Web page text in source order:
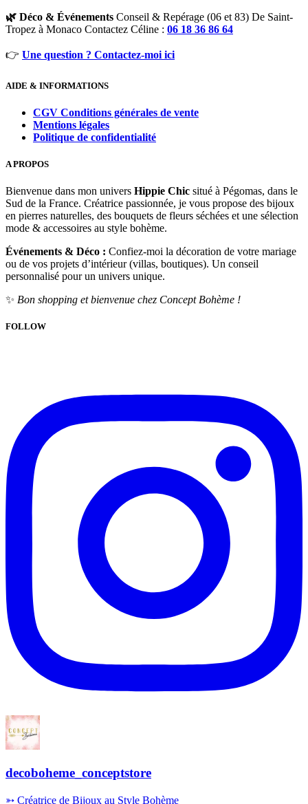
🌿 Déco & Événements Conseil & Repérage (06 et 83) De Saint-
Tropez à Monaco Contactez Céline : 06 18 36 86 64
👉 Une question ? Contactez-moi ici
AIDE & INFORMATIONS
CGV Conditions générales de vente
Mentions légales
Politique de confidentialité
A PROPOS
Bienvenue dans mon univers Hippie Chic situé à Pégomas, dans le
Sud de la France. Créatrice passionnée, je vous propose des bijoux
en pierres naturelles, des bouquets de fleurs séchées et une sélection
mode & accessoires au style bohème.
Événements & Déco : Confiez-moi la décoration de votre mariage
ou de vos projets d’intérieur (villas, boutiques). Un conseil
personnalisé pour un univers unique.
✨ Bon shopping et bienvenue chez Concept Bohème !
FOLLOW
decoboheme_conceptstore
➳ Créatrice de Bijoux au Style Bohème